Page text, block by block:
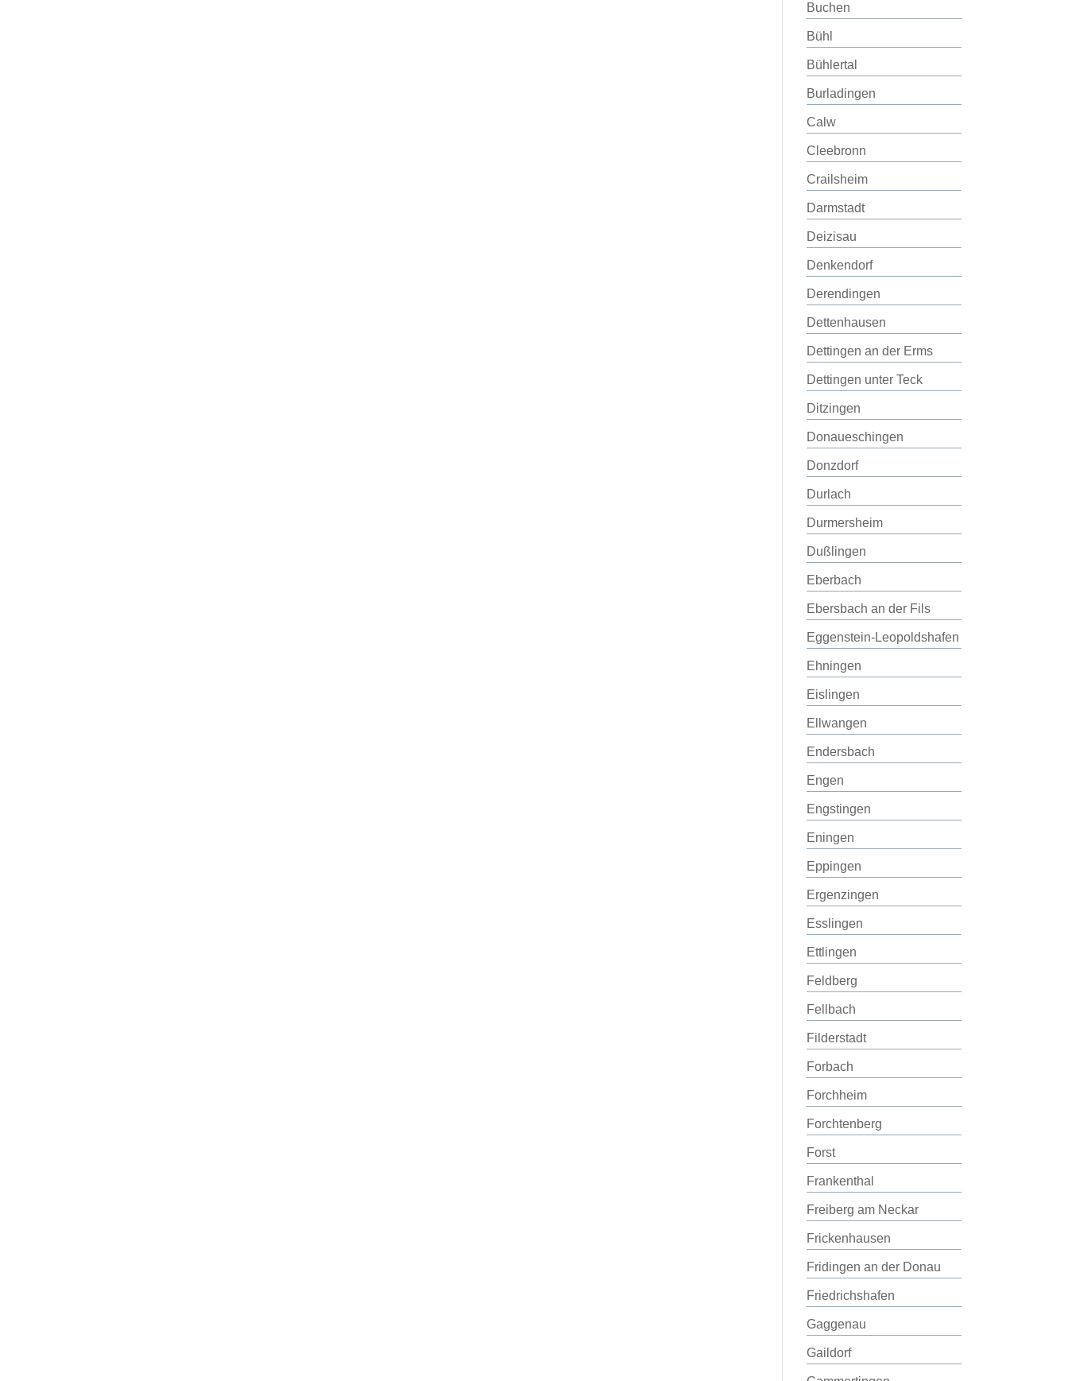
Buchen
Bühl
Bühlertal
Burladingen
Calw
Cleebronn
Crailsheim
Darmstadt
Deizisau
Denkendorf
Derendingen
Dettenhausen
Dettingen an der Erms
Dettingen unter Teck
Ditzingen
Donaueschingen
Donzdorf
Durlach
Durmersheim
Dußlingen
Eberbach
Ebersbach an der Fils
Eggenstein-Leopoldshafen
Ehningen
Eislingen
Ellwangen
Endersbach
Engen
Engstingen
Eningen
Eppingen
Ergenzingen
Esslingen
Ettlingen
Feldberg
Fellbach
Filderstadt
Forbach
Forchheim
Forchtenberg
Forst
Frankenthal
Freiberg am Neckar
Frickenhausen
Fridingen an der Donau
Friedrichshafen
Gaggenau
Gaildorf